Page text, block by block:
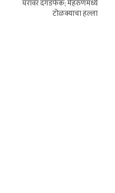
घरावर दगडफेक; मेहरुणमध्ये
टोळक्याचा हल्ला